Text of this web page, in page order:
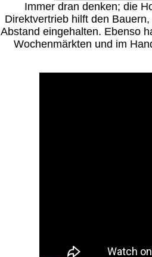
Immer dran denken; die
Direktvertrieb hilft den
Abstand eingehalten. Ebenso
Wochenmärkten und im